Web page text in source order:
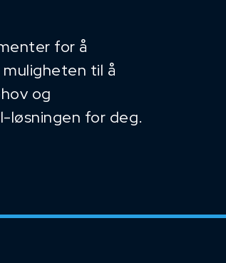
for å
til å
og
løsningen for deg.